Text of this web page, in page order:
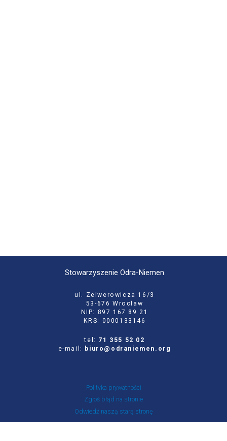
Stowarzyszenie Odra-Niemen
ul. Zelwerowicza 16/3
53-676 Wrocław
NIP: 897 167 89 21
KRS: 0000133146
tel: 71 355 52 02
e-mail:
biuro@odraniemen.org
Polityka prywatności
Zgłoś błąd na stronie
Odwiedź naszą starą stronę